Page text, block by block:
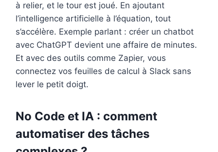
à relier, et le tour est joué. En ajoutant
l’intelligence artificielle à l’équation, tout
s’accélère. Exemple parlant : créer un chatbot
avec ChatGPT devient une affaire de minutes.
Et avec des outils comme Zapier, vous
connectez vos feuilles de calcul à Slack sans
lever le petit doigt.
No Code et IA : comment
automatiser des tâches